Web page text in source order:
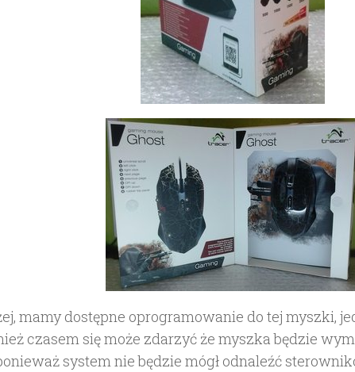
mamy dostępne oprogramowanie do tej myszki,
czasem się może zdarzyć że myszka będzie
system nie będzie mógł odnaleźć